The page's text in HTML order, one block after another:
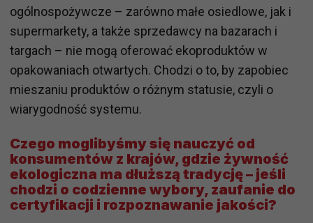
ogólnospożywcze – zarówno małe osiedlowe, jak i
supermarkety, a także sprzedawcy na bazarach i
targach – nie mogą oferować ekoproduktów w
opakowaniach otwartych. Chodzi o to, by zapobiec
mieszaniu produktów o różnym statusie, czyli o
wiarygodność systemu.
Czego moglibyśmy się nauczyć od
konsumentów z krajów, gdzie żywność
ekologiczna ma dłuższą tradycję – jeśli
chodzi o codzienne wybory, zaufanie do
certyfikacji i rozpoznawanie jakości?